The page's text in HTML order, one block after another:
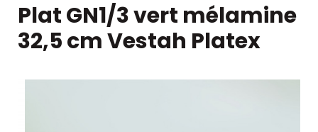
Plat GN1/3 vert mélamine
32,5 cm Vestah Platex